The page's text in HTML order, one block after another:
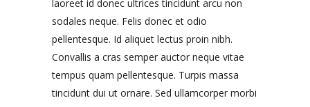
laoreet id donec ultrices tincidunt arcu non
sodales neque. Felis donec et odio
pellentesque. Id aliquet lectus proin nibh.
Convallis a cras semper auctor neque vitae
tempus quam pellentesque. Turpis massa
tincidunt dui ut ornare. Sed ullamcorper morbi